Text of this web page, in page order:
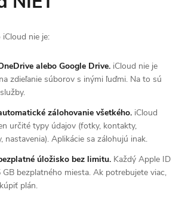
nie je:
alebo Google Drive. iCloud nie je
zdieľanie súborov s inými ľuďmi. Na to sú
zálohovanie všetkého. iCloud
určité typy údajov (fotky, kontakty,
nastavenia). Aplikácie sa zálohujú inak.
úložisko bez limitu. Každý Apple ID
bezplatného miesta. Ak potrebujete viac,
plán.